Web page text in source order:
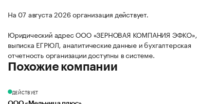
На 07 августа 2026 организация действует.
Юридический адрес ООО «ЗЕРНОВАЯ КОМПАНИЯ ЭФКО»,
выписка ЕГРЮЛ, аналитические данные и бухгалтерская
отчетность организации доступны в системе.
Похожие компании
ДЕЙСТВУЕТ